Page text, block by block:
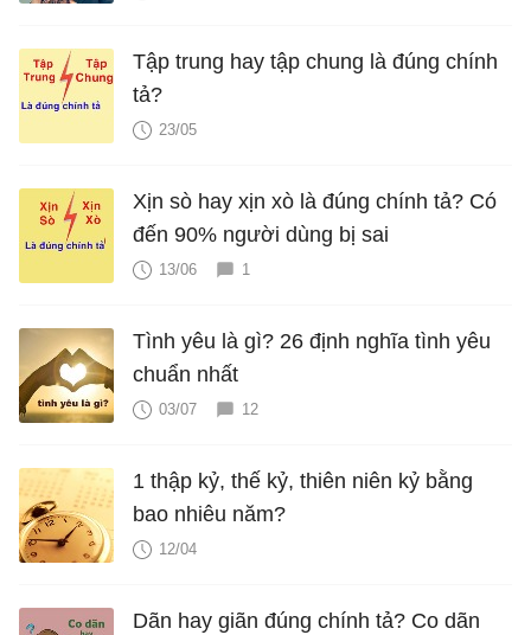
Tập trung hay tập chung là đúng chính
tả?
23/05
Xịn sò hay xịn xò là đúng chính tả? Có
đến 90% người dùng bị sai
13/06 1
Tình yêu là gì? 26 định nghĩa tình yêu
chuẩn nhất
03/07 12
1 thập kỷ, thế kỷ, thiên niên kỷ bằng
bao nhiêu năm?
12/04
Dãn hay giãn đúng chính tả? Co dãn